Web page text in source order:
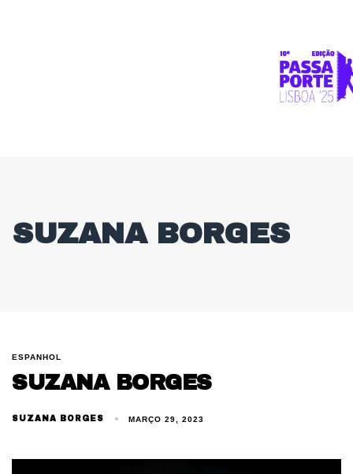
SUZANA BORGES
ESPANHOL
SUZANA BORGES
SUZANA BORGES MARÇO 29, 2023